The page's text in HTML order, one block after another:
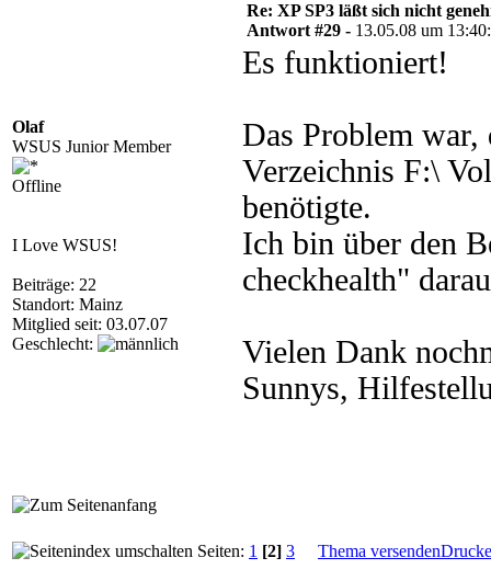
Olaf
WSUS Junior Member
Offline
I Love WSUS!
Beiträge: 22
Standort: Mainz
Mitglied seit: 03.07.07
Geschlecht:
Re: XP SP3 läßt sich nicht
Antwort #29 - 13.05.08 um
Es funktioniert!
Das Problem war,
Verzeichnis F:\
benötigte.
Ich bin über den
checkhealth"
Vielen Dank
Sunnys,
Seiten: 1 [2] 3 Thema versenden